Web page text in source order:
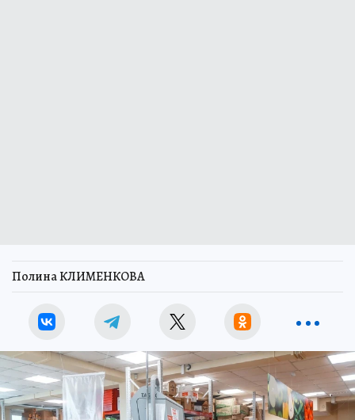
Полина КЛИМЕНКОВА